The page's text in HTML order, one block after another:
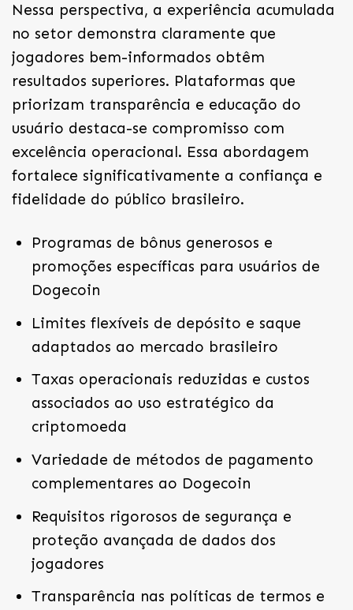
Nessa perspectiva, a experiência acumulada
no setor demonstra claramente que
jogadores bem-informados obtêm
resultados superiores. Plataformas que
priorizam transparência e educação do
usuário destaca-se compromisso com
excelência operacional. Essa abordagem
fortalece significativamente a confiança e
fidelidade do público brasileiro.
Programas de bônus generosos e
promoções específicas para usuários de
Dogecoin
Limites flexíveis de depósito e saque
adaptados ao mercado brasileiro
Taxas operacionais reduzidas e custos
associados ao uso estratégico da
criptomoeda
Variedade de métodos de pagamento
complementares ao Dogecoin
Requisitos rigorosos de segurança e
proteção avançada de dados dos
jogadores
Transparência nas políticas de termos e